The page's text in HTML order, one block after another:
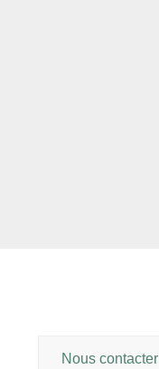
Nous contacter